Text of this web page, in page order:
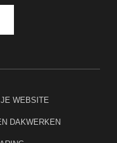
DAKWERKEN
WEBSITE